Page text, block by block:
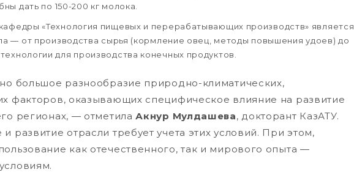
дать по 150-200 кг молока.
«Технология пищевых и перерабатывающих производств» является
— от производства сырья (кормление овец, методы повышения удоев) до
для производства конечных продуктов.
большое разнообразие природно-климатических,
факторов, оказывающих специфическое влияние на развитие
регионах, — отметилаАкнур Мулдашева, докторант КазАТУ.
развитие отрасли требует учета этих условий. При этом,
как отечественного, так и мирового опыта —